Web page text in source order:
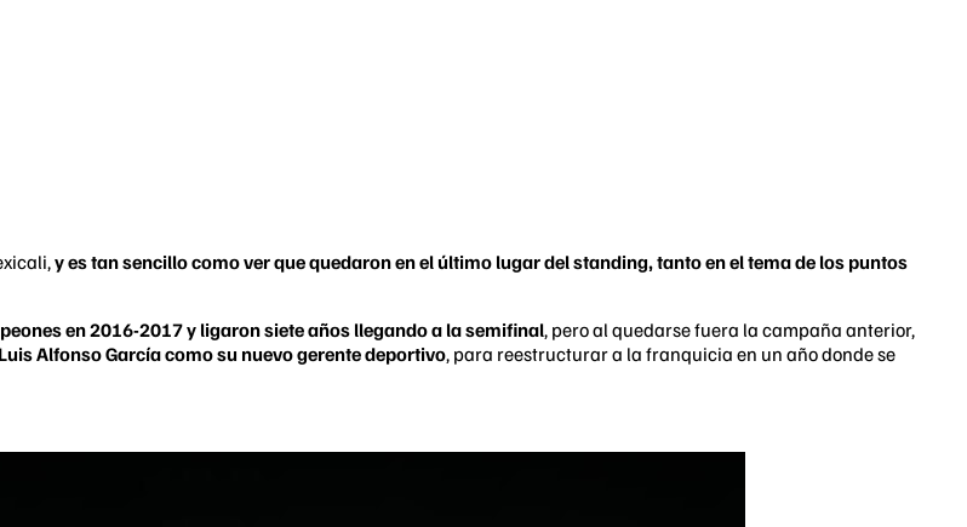
y es tan sencillo como ver que quedaron en el último lugar del standing, tanto en el tema de los puntos
en 2016-2017 y ligaron siete años llegando a la semifinal, pero al quedarse fuera la campaña anterior,
Luis Alfonso Garcíacomo su nuevo gerente deportivo, para reestructurar a la franquicia en un año donde se